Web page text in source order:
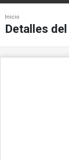
Inicio
Detalles